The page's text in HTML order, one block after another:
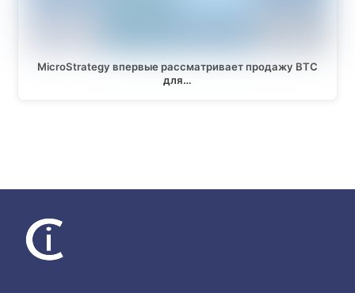
MicroStrategy впервые рассматривает продажу BTC
для…